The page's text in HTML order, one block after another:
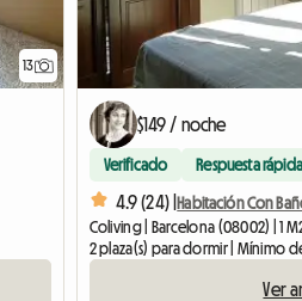
13
$149 / noche
Verificado Respuesta rápida
4.9 (24) |Habitación Con
Coliving | Barcelona (08002) | 1
2 plaza(s) para dormir | Mínimo
Ver